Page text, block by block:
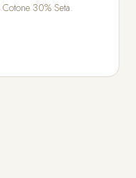
30% Seta.